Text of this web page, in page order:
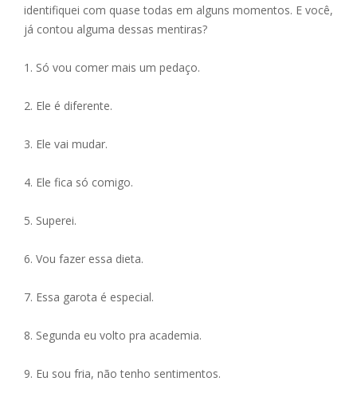
identifiquei com quase todas em alguns momentos. E você,
já contou alguma dessas mentiras?
1. Só vou comer mais um pedaço.
2. Ele é diferente.
3. Ele vai mudar.
4. Ele fica só comigo.
5. Superei.
6. Vou fazer essa dieta.
7. Essa garota é especial.
8. Segunda eu volto pra academia.
9. Eu sou fria, não tenho sentimentos.